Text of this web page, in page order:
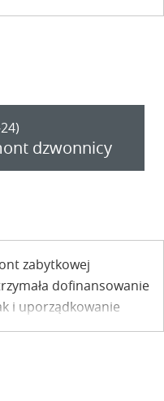
urzędników?
dzwonnicy
zabytkowej
dofinansowanie
i uporządkowanie